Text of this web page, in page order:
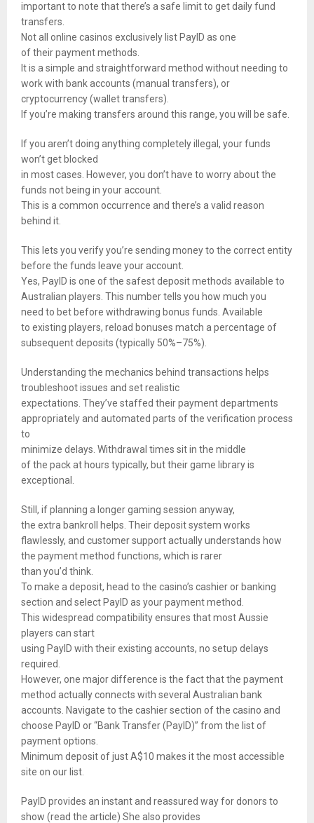
important to note that there’s a safe limit to get daily fund
transfers.
Not all online casinos exclusively list PayID as one
of their payment methods.
It is a simple and straightforward method without needing to
work with bank accounts (manual transfers), or
cryptocurrency (wallet transfers).
If you’re making transfers around this range, you will be safe.
If you aren’t doing anything completely illegal, your funds
won’t get blocked
in most cases. However, you don’t have to worry about the
funds not being in your account.
This is a common occurrence and there’s a valid reason
behind it.
This lets you verify you’re sending money to the correct entity
before the funds leave your account.
Yes, PayID is one of the safest deposit methods available to
Australian players. This number tells you how much you
need to bet before withdrawing bonus funds. Available
to existing players, reload bonuses match a percentage of
subsequent deposits (typically 50%–75%).
Understanding the mechanics behind transactions helps
troubleshoot issues and set realistic
expectations. They’ve staffed their payment departments
appropriately and automated parts of the verification process
to
minimize delays. Withdrawal times sit in the middle
of the pack at hours typically, but their game library is
exceptional.
Still, if planning a longer gaming session anyway,
the extra bankroll helps. Their deposit system works
flawlessly, and customer support actually understands how
the payment method functions, which is rarer
than you’d think.
To make a deposit, head to the casino’s cashier or banking
section and select PayID as your payment method.
This widespread compatibility ensures that most Aussie
players can start
using PayID with their existing accounts, no setup delays
required.
However, one major difference is the fact that the payment
method actually connects with several Australian bank
accounts. Navigate to the cashier section of the casino and
choose PayID or “Bank Transfer (PayID)” from the list of
payment options.
Minimum deposit of just A$10 makes it the most accessible
site on our list.
PayID provides an instant and reassured way for donors to
show (read the article) She also provides